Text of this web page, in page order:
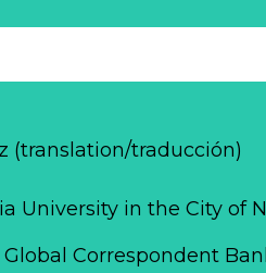
(translation/traducción)
University in the City of
Correspondent